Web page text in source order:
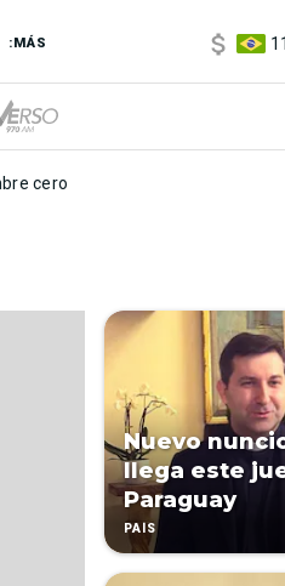
:MÁS
cero
Nuevo
llega este
Paraguay
PAÍS